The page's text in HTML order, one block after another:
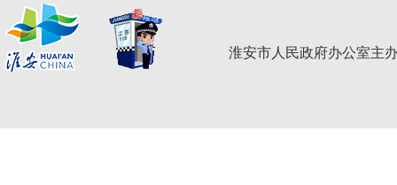
淮安市人民政府办公室主